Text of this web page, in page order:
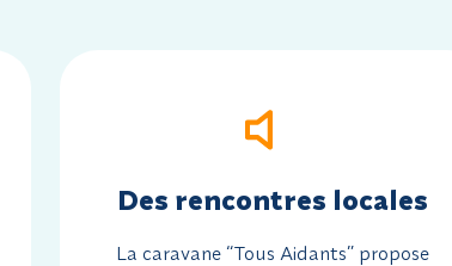
Des rencontres locales
La caravane “Tous Aidants” propose